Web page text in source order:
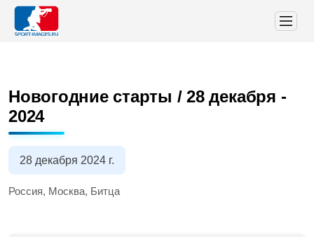
Новогодние старты / 28 декабря -
2024
28 декабря 2024 г.
Россия, Москва, Битца